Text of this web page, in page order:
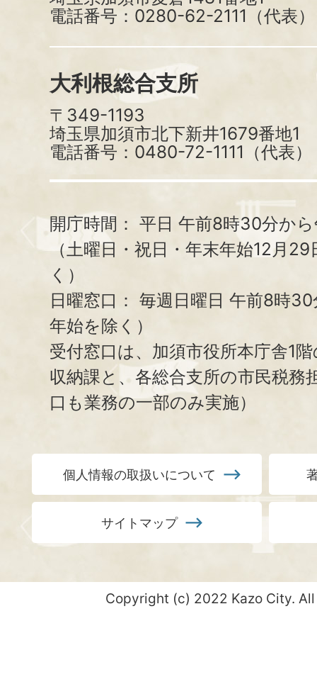
電話番号：0280-62-2111（代表）
大利根総合支所
〒349-1193
埼玉県加須市北下新井1679番地1
電話番号：0480-72-1111（代表）
開庁時間： 平日 午前8時30分か
（土曜日・祝日・年末年始12月
く）
日曜窓口： 毎週日曜日 午前8時
年始を除く）
受付窓口は、加須市役所本庁舎1
収納課と、 各総合支所の市民税務
口も業務の一部のみ実施）
個人情報の取扱いについて
サイトマップ
Copyright (c) 2022 Kazo City.